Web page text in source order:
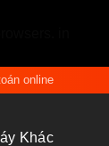
online
Khác